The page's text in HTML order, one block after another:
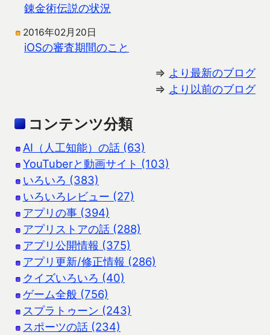
錬金術伝説の状況
2016年02月20日
iOSの審査期間のこと
⇒ より最新のブログ
⇒ より以前のブログ
コンテンツ分類
AI（人工知能）の話 (63)
YouTuberと動画サイト (103)
いろいろ (383)
いろいろレビュー (27)
アプリの事 (394)
アプリストアの話 (288)
アプリ公開情報 (375)
アプリ更新/修正情報 (286)
クイズいろいろ (40)
ゲーム全般 (756)
スプラトゥーン (243)
スポーツの話 (234)